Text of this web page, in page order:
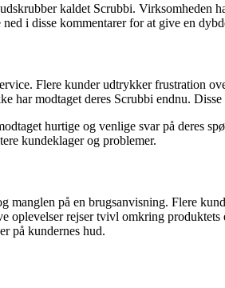
kaldet Scrubbi. Virksomheden
i disse kommentarer for at give en
Flere kunder udtrykker frustration
modtaget deres Scrubbi endnu.
hurtige og venlige svar på deres
kundeklager og problemer.
på en brugsanvisning. Flere
oplevelser rejser tvivl omkring
på kundernes hud.